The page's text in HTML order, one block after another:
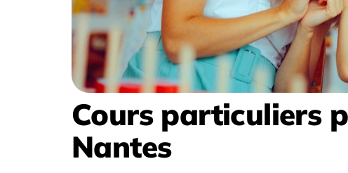
Cours particuliers
Nantes